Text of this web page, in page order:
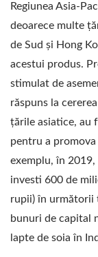
DE
Regiunea Asia-
deoarece multe
de Sud și Hong
acestui produs.
stimulat de
răspuns la
țările asiatice, au
pentru a
exemplu, în
investi 600 de
rupii) în următorii
bunuri de capital
lapte de soia în